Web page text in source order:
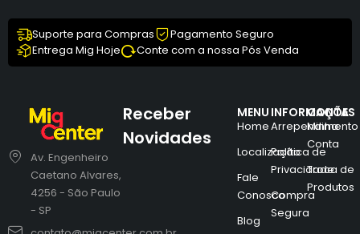
Suporte para Compras
Pagamento Seguro
Entrega Mig Hoje
Conte com a nossa Pós Venda
Av. Engenheiro
Caetano Alvares,
4256 - São Paulo
- SP
MENU
Home
Localização
Fale
Conosco
Blog
INFORMAÇÕES
Arrependimento
Política de
Privacidade
Compra
Segura
CONTA
Minha
Conta
Troca de
Produtos
Receber
Novidades